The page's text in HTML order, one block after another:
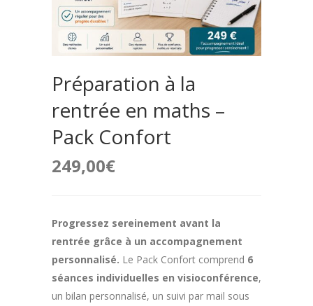
Préparation à la
rentrée en maths –
Pack Confort
249,00€
Progressez sereinement avant la
rentrée grâce à un accompagnement
personnalisé. Le Pack Confort comprend 6
séances individuelles en visioconférence,
un bilan personnalisé, un suivi par mail sous